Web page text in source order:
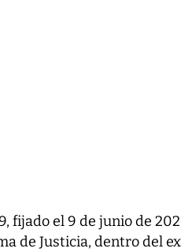
fijado el 9 de junio de
de Justicia, dentro del